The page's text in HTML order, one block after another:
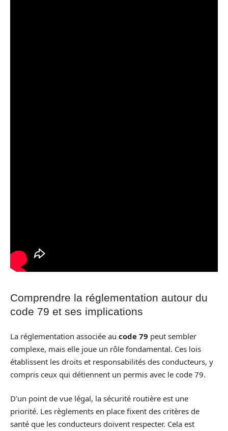
Comprendre la réglementation autour du
code 79 et ses implications
La réglementation associée au code 79 peut sembler
complexe, mais elle joue un rôle fondamental. Ces lois
établissent les droits et responsabilités des conducteurs, y
compris ceux qui détiennent un permis avec le code 79.
D’un point de vue légal, la sécurité routière est une
priorité. Les règlements en place fixent des critères de
santé que les conducteurs doivent respecter. Cela est